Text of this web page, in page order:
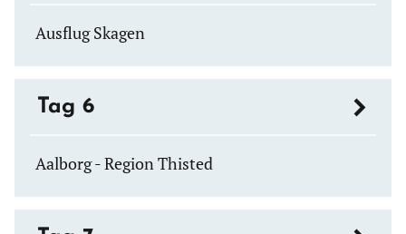
Ausflug Skagen
Tag 6
Aalborg - Region Thisted